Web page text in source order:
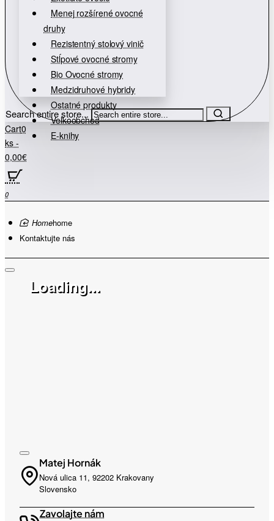
Menej rozšírené ovocné
druhy
Rezistentný stolový vinič
Stĺpové ovocné stromy
Bio Ovocné stromy
Medzidruhové hybridy
Ostatné produkty
Veľkoobchod
E-knihy
Search entire store...
Cart0
ks -
0,00€
0
home
Kontaktujte nás
Matej Hornák
Nová ulica 11, 92202 Krakovany
Slovensko
Zavolajte nám